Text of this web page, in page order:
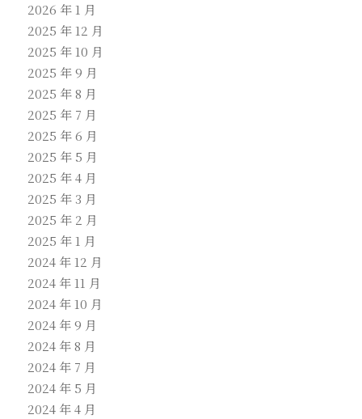
2026 年 1 月
2025 年 12 月
2025 年 10 月
2025 年 9 月
2025 年 8 月
2025 年 7 月
2025 年 6 月
2025 年 5 月
2025 年 4 月
2025 年 3 月
2025 年 2 月
2025 年 1 月
2024 年 12 月
2024 年 11 月
2024 年 10 月
2024 年 9 月
2024 年 8 月
2024 年 7 月
2024 年 5 月
2024 年 4 月